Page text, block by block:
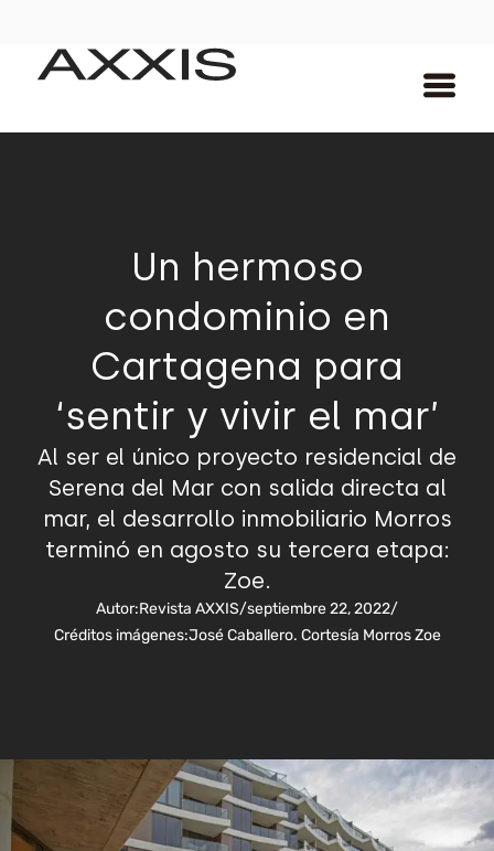
Un hermoso
condominio en
Cartagena para
‘sentir y vivir el mar’
Al ser el único proyecto residencial de
Serena del Mar con salida directa al
mar, el desarrollo inmobiliario Morros
terminó en agosto su tercera etapa:
Zoe.
Autor:Revista AXXIS/septiembre 22, 2022/
Créditos imágenes:José Caballero. Cortesía Morros Zoe